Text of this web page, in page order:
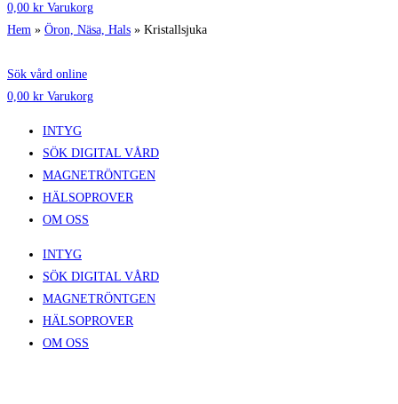
0,00 kr Varukorg
Hem » Öron, Näsa, Hals » Kristallsjuka
Sök vård online
0,00 kr Varukorg
INTYG
SÖK DIGITAL VÅRD
MAGNETRÖNTGEN
HÄLSOPROVER
OM OSS
INTYG
SÖK DIGITAL VÅRD
MAGNETRÖNTGEN
HÄLSOPROVER
OM OSS